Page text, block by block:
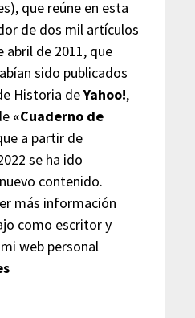
que reúne en esta
de dos mil artículos
abril de 2011, que
sido publicados
Historia deYahoo!,
«Cuaderno de
a partir de
se ha ido
contenido.
más información
como escritor y
web personal